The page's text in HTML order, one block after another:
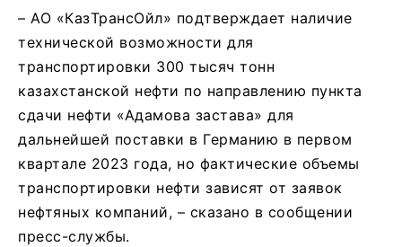
– АО «КазТрансОйл» подтверждает наличие
технической возможности для
транспортировки 300 тысяч тонн
казахстанской нефти по направлению пункта
сдачи нефти «Адамова застава» для
дальнейшей поставки в Германию в первом
квартале 2023 года, но фактические объемы
транспортировки нефти зависят от заявок
нефтяных компаний, – сказано в сообщении
пресс-службы.